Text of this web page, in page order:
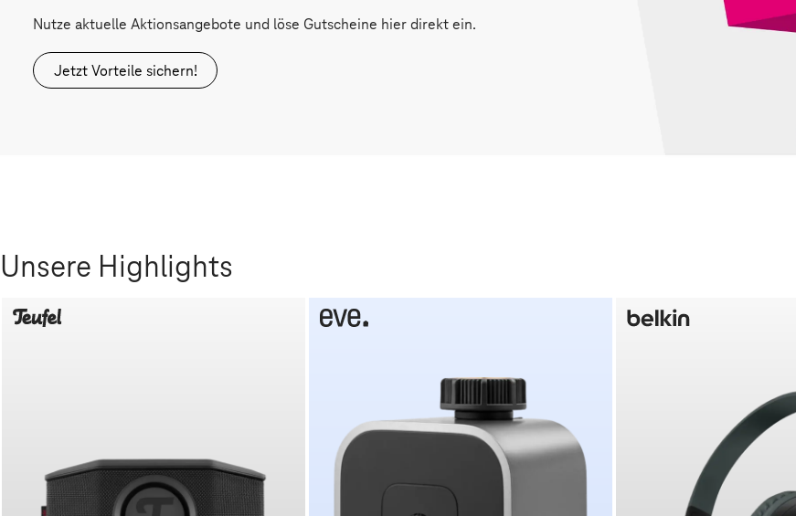
Nutze aktuelle Aktionsangebote und löse Gutscheine hier direkt ein.
Jetzt Vorteile sichern!
Unsere Highlights